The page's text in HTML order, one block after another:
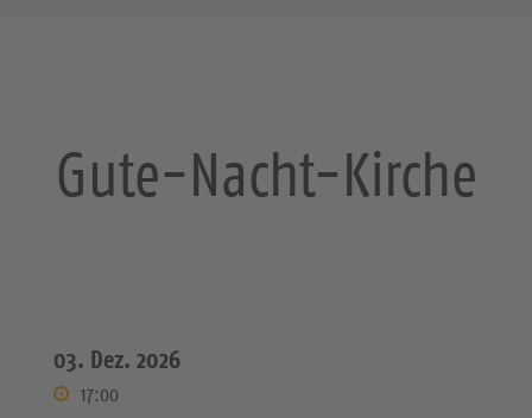
Gute-Nacht-Kirche
03. Dez. 2026
17:00